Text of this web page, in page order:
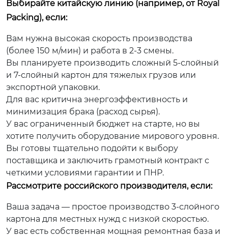
Выбирайте китайскую линию (например, от Royal
Packing), если:
Вам нужна высокая скорость производства
(более 150 м/мин) и работа в 2-3 смены.
Вы планируете производить сложный 5-слойный
и 7-слойный картон для тяжелых грузов или
экспортной упаковки.
Для вас критична энергоэффективность и
минимизация брака (расход сырья).
У вас ограниченный бюджет на старте, но вы
хотите получить оборудование мирового уровня.
Вы готовы тщательно подойти к выбору
поставщика и заключить грамотный контракт с
четкими условиями гарантии и ПНР.
Рассмотрите российского производителя, если:
Ваша задача — простое производство 3-слойного
картона для местных нужд с низкой скоростью.
У вас есть собственная мощная ремонтная база и